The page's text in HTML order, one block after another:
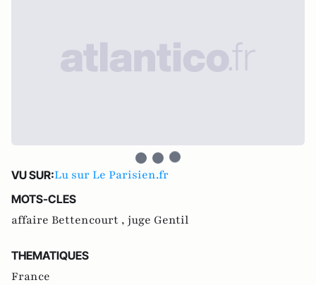
VU SUR:Lu sur Le Parisien.fr
MOTS-CLES
affaire Bettencourt , juge Gentil
THEMATIQUES
France